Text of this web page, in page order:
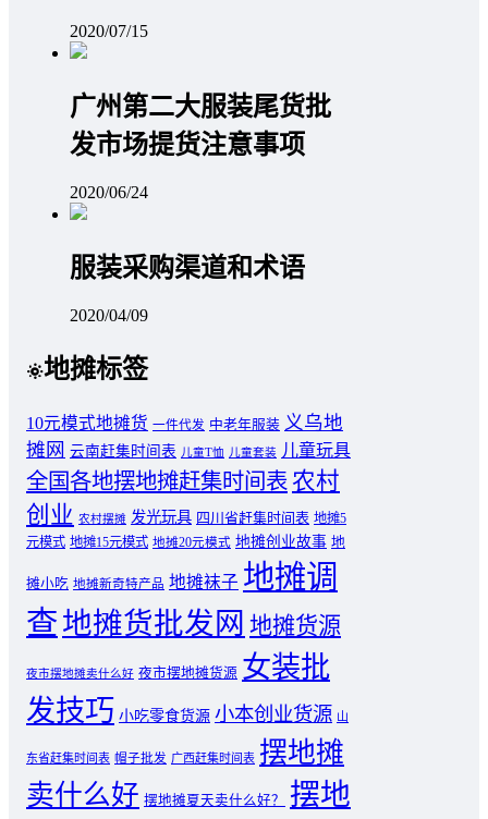
2020/07/15
广州第二大服装尾货批
发市场提货注意事项
2020/06/24
服装采购渠道和术语
2020/04/09
地摊标签
10元模式地摊货 一件代发 中老年服装 义乌地
摊网 云南赶集时间表 儿童T恤 儿童套装 儿童玩具
全国各地摆地摊赶集时间表 农村
创业 农村摆摊 发光玩具 四川省赶集时间表 地摊5
元模式 地摊15元模式 地摊20元模式 地摊创业故事 地
摊小吃 地摊新奇特产品 地摊袜子 地摊调
查地摊货批发网 地摊货源
夜市摆地摊卖什么好 夜市摆地摊货源 女装批
发技巧 小吃零食货源 小本创业货源 山
东省赶集时间表 帽子批发 广西赶集时间表 摆地摊
卖什么好 摆地摊夏天卖什么好？
摆地